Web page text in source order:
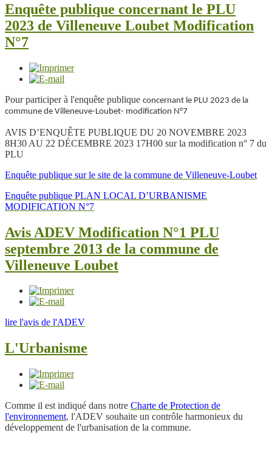
Enquête publique concernant le PLU
2023 de Villeneuve Loubet Modification
N°7
Pour participer à l'enquête publique concernant le PLU 2023 de la
commune de Villeneuve-Loubet- modification N°7
AVIS D’ENQUÊTE PUBLIQUE DU 20 NOVEMBRE 2023
8H30 AU 22 DÉCEMBRE 2023 17H00 sur la modification n° 7 du
PLU
Enquête publique sur le site de la commune de Villeneuve-Loubet
Enquête publique PLAN LOCAL D’URBANISME
MODIFICATION N°7
Avis ADEV Modification N°1 PLU
septembre 2013 de la commune de
Villeneuve Loubet
lire l'avis de l'ADEV
L'Urbanisme
Comme il est indiqué dans notre Charte de Protection de
l'environnement, l'ADEV souhaite un contrôle harmonieux du
développement de l'urbanisation de la commune.